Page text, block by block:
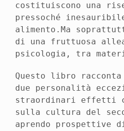
costituiscono una
pressoché
alimento.Ma
di una fruttuosa
psicologia, tra
Questo libro
due personalità
straordinari effetti
sulla cultura del
aprendo prospettive